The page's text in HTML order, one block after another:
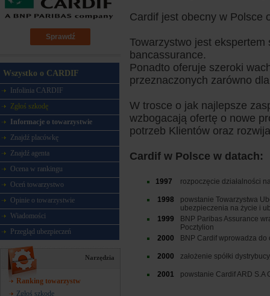
Sprawdź
Wszystko o CARDIF
Infolinia CARDIF
Zgłoś szkodę
Informacje o towarzystwie
Znajdź placówkę
Znajdź agenta
Ocena w rankingu
Oceń towarzystwo
Opinie o towarzystwie
Wiadomości
Przegląd ubezpieczeń
Narzędzia
Ranking towarzystw
Zgłoś szkodę
Cardif jest obecny w Polsce
Towarzystwo jest
bancassurance.
Ponadto oferuje szeroki
przeznaczonych zarówno
W trosce o jak najlepsze
wzbogacają ofertę o nowe
potrzeb Klientów oraz
Cardif w Polsce w datach:
1997 rozpoczęcie działalności
1998
powstanie Towarzystwa
ubezpieczenia na życie i
1999
BNP Paribas Assurance
Pocztylion
2000
BNP Cardif wprowadza
2000 założenie spółki
2001 powstanie Cardif ARD S.A